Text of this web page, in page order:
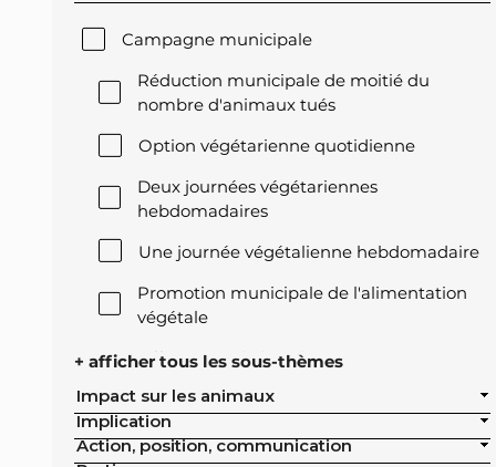
Campagne municipale
Réduction municipale de moitié du
nombre d'animaux tués
Option végétarienne quotidienne
Deux journées végétariennes
hebdomadaires
Une journée végétalienne hebdomadaire
Promotion municipale de l'alimentation
végétale
Offre végétale lors des réceptions
Exclusion de l'élevage intensif des achats
publics de la ville
+ afficher tous les sous-thèmes
Impact sur les animaux
Implication
Action, position, communication